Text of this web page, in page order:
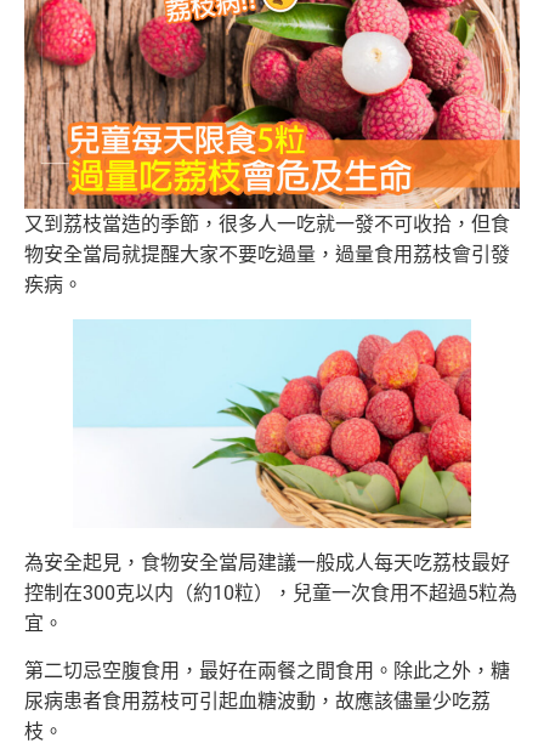
又到荔枝當造的季節，很多人一吃就一發不可收拾，但食
物安全當局就提醒大家不要吃過量，過量食用荔枝會引發
疾病。
為安全起見，食物安全當局建議一般成人每天吃荔枝最好
控制在300克以内（約10粒），兒童一次食用不超過5粒為
宜。
第二切忌空腹食用，最好在兩餐之間食用。除此之外，糖
尿病患者食用荔枝可引起血糖波動，故應該儘量少吃荔
枝。